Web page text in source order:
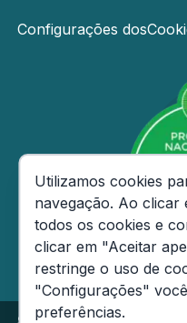
Configurações dos
Utilizamos cookies
navegação. Ao
todos os cookies e
clicar em "Aceitar
restringe o uso de
"Configurações"
preferências.